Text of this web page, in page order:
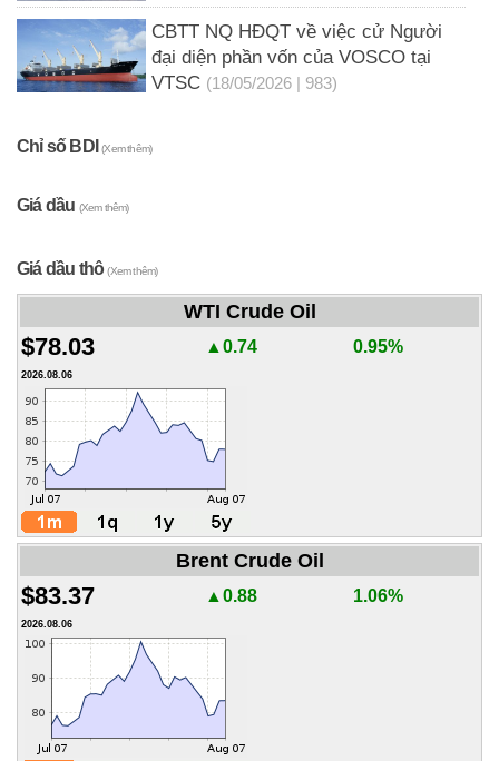
CBTT NQ HĐQT về việc cử Người
đại diện phần vốn của VOSCO tại
VTSC (18/05/2026 | 983)
Chỉ số BDI(Xem thêm)
Giá dầu (Xem thêm)
Giá dầu thô(Xem thêm)
WTI Crude Oil
$78.03 ▲0.74 0.95%
2026.08.06
Brent Crude Oil
$83.37 ▲0.88 1.06%
2026.08.06